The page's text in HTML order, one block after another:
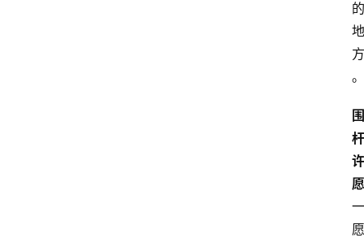
的
地
方
。
围
杆
许
愿
一
愿